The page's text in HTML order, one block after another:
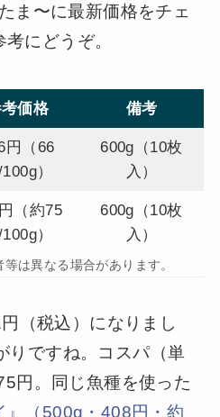
ま〜に最新価格をチェ
にどうぞ。
価格 備考
円（66
）
600g（10枚
入）
（約75
）
600g（10枚
入）
は異なる場合があります。
（税込）になりまし
りですね。コスパ（単
円。同じ魚種を使った
』（500g・408円・約